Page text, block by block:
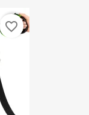
favorite_border